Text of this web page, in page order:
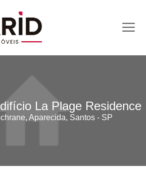
La Plage Residence
Aparecida, Santos - SP